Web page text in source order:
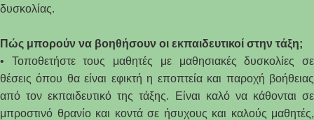
δυσκολίας.
Πώς μπορούν να βοηθήσουν οι εκπαιδευτικοί στην τάξη;
• Τοποθετήστε τους μαθητές με μαθησιακές δυσκολίες σε
θέσεις όπου θα είναι εφικτή η εποπτεία και παροχή βοήθειας
από τον εκπαιδευτικό της τάξης. Είναι καλό να κάθονται σε
μπροστινό θρανίο και κοντά σε ήσυχους και καλούς μαθητές,